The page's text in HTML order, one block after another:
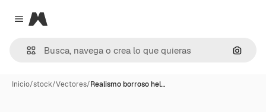
Close menu
Magnific
Inicio/stock/Vectores/Realismo borroso hel…